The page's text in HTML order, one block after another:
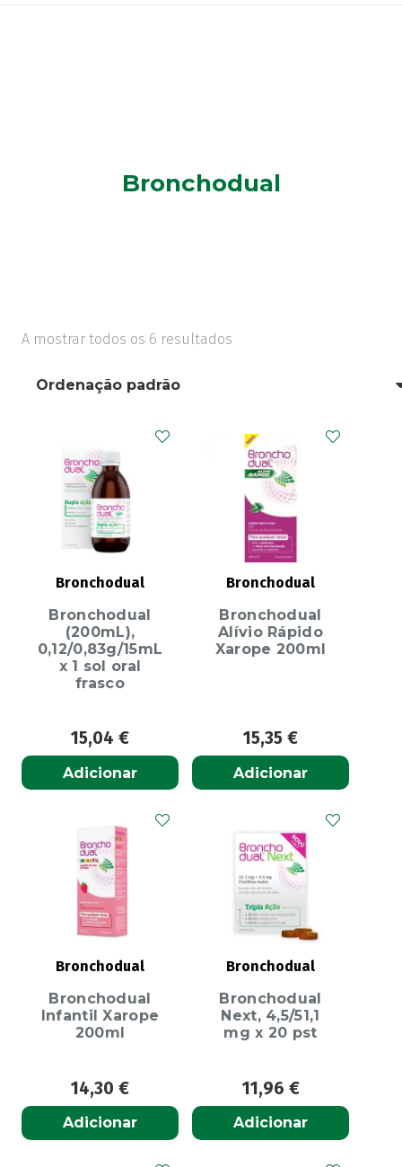
Bronchodual
A mostrar todos os 6 resultados
Bronchodual
Bronchodual
(200mL),
0,12/0,83g/15mL
x 1 sol oral
frasco
15,04 €
Adicionar
Bronchodual
Bronchodual
Alívio Rápido
Xarope 200ml
15,35 €
Adicionar
Bronchodual
Bronchodual
Infantil Xarope
200ml
14,30 €
Adicionar
Bronchodual
Bronchodual
Next, 4,5/51,1
mg x 20 pst
11,96 €
Adicionar